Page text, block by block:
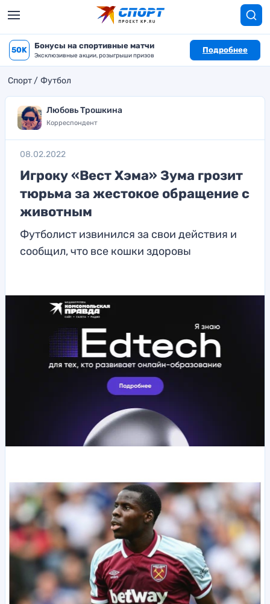
50K Бонусы на спортивные матчи
Эксклюзивные акции, розыгрыши призов
Подробнее
Спорт Футбол
Любовь Трошкина
Корреспондент
08.02.2022
Игроку «Вест Хэма» Зума грозит
тюрьма за жестокое обращение с
животным
Футболист извинился за свои действия и
сообщил, что все кошки здоровы